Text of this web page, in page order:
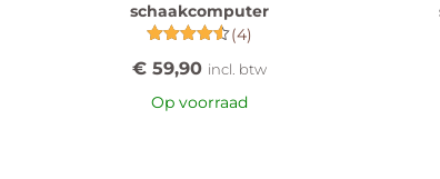
schaakcomputer
4.50
(4)
€59,90 incl. btw
Op voorraad